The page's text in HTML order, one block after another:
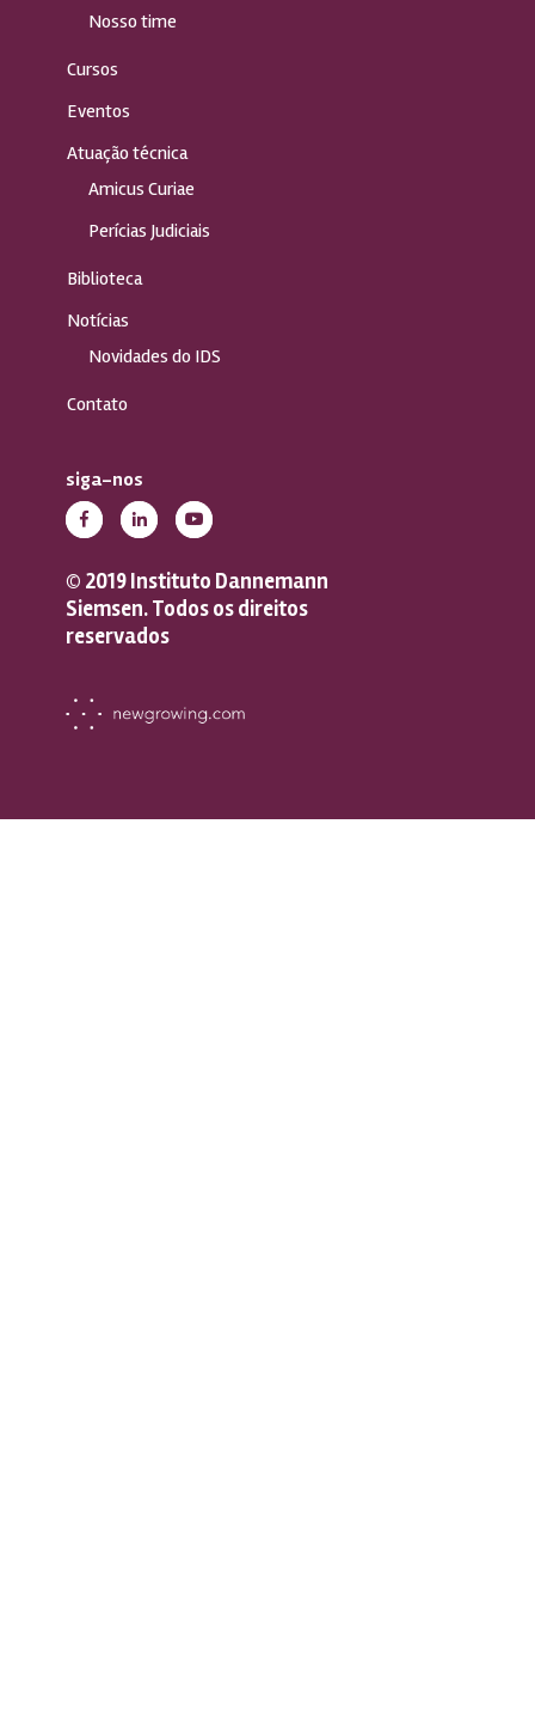
Nosso time
Cursos
Eventos
Atuação técnica
Amicus Curiae
Perícias Judiciais
Biblioteca
Notícias
Novidades do IDS
Contato
siga-nos
© 2019 Instituto Dannemann
Siemsen. Todos os direitos
reservados